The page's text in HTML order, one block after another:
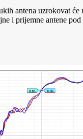
antena uzrokovat
i prijemne antene